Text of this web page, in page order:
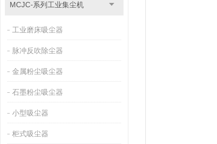
MCJC-系列工业集尘机
工业磨床吸尘器
脉冲反吹除尘器
金属粉尘吸尘器
石墨粉尘吸尘器
小型吸尘器
柜式吸尘器